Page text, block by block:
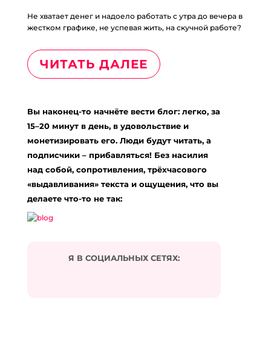
Не хватает денег и надоело работать с утра до вечера в
жестком графике, не успевая жить, на скучной работе?
ЧИТАТЬ ДАЛЕЕ
Вы наконец-то начнёте вести блог: легко, за
15–20 минут в день, в удовольствие и
монетизировать его. Люди будут читать, а
подписчики – прибавляться! Без насилия
над собой, сопротивления, трёхчасового
«выдавливания» текста и ощущения, что вы
делаете что-то не так:
Я В СОЦИАЛЬНЫХ СЕТЯХ: